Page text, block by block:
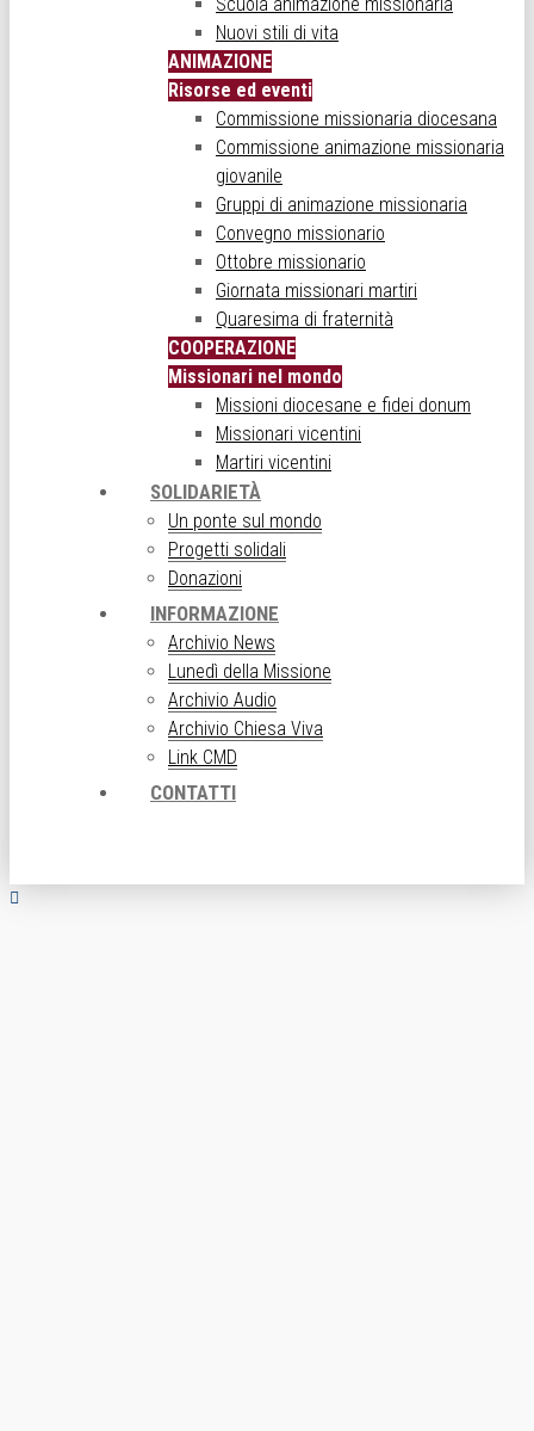
Nuovi stili di vita
ANIMAZIONE
Risorse ed eventi
Commissione missionaria diocesana
Commissione animazione missionaria
giovanile
Gruppi di animazione missionaria
Convegno missionario
Ottobre missionario
Giornata missionari martiri
Quaresima di fraternità
COOPERAZIONE
Missionari nel mondo
Missioni diocesane e fidei donum
Missionari vicentini
Martiri vicentini
SOLIDARIETÀ
Un ponte sul mondo
Progetti solidali
Donazioni
INFORMAZIONE
Archivio News
Lunedì della Missione
Archivio Audio
Archivio Chiesa Viva
Link CMD
CONTATTI